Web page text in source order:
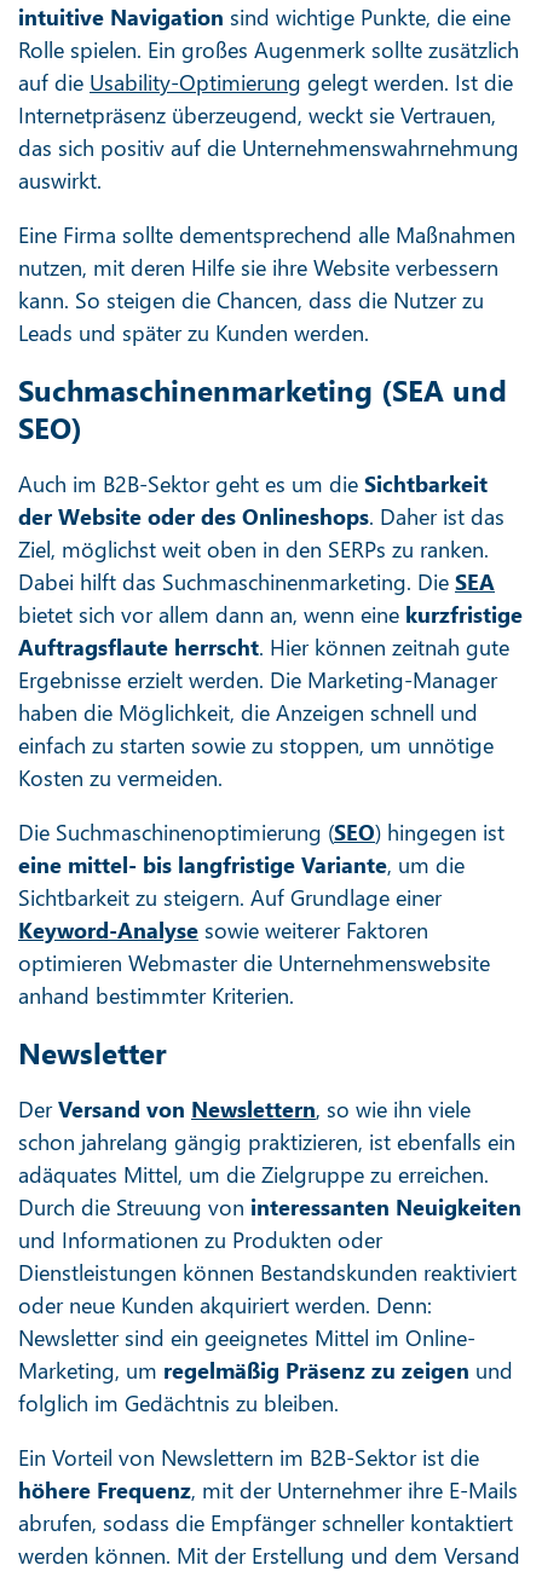
intuitive Navigation sind wichtige Punkte, die eine
Rolle spielen. Ein großes Augenmerk sollte zusätzlich
auf die Usability-Optimierung gelegt werden. Ist die
Internetpräsenz überzeugend, weckt sie Vertrauen,
das sich positiv auf die Unternehmenswahrnehmung
auswirkt.
Eine Firma sollte dementsprechend alle Maßnahmen
nutzen, mit deren Hilfe sie ihre Website verbessern
kann. So steigen die Chancen, dass die Nutzer zu
Leads und später zu Kunden werden.
Suchmaschinenmarketing (SEA und
SEO)
Auch im B2B-Sektor geht es um die Sichtbarkeit
der Website oder des Onlineshops. Daher ist das
Ziel, möglichst weit oben in den SERPs zu ranken.
Dabei hilft das Suchmaschinenmarketing. Die SEA
bietet sich vor allem dann an, wenn eine kurzfristige
Auftragsflaute herrscht. Hier können zeitnah gute
Ergebnisse erzielt werden. Die Marketing-Manager
haben die Möglichkeit, die Anzeigen schnell und
einfach zu starten sowie zu stoppen, um unnötige
Kosten zu vermeiden.
Die Suchmaschinenoptimierung (SEO) hingegen ist
eine mittel- bis langfristige Variante, um die
Sichtbarkeit zu steigern. Auf Grundlage einer
Keyword-Analyse sowie weiterer Faktoren
optimieren Webmaster die Unternehmenswebsite
anhand bestimmter Kriterien.
Newsletter
DerVersand von Newslettern, so wie ihn viele
schon jahrelang gängig praktizieren, ist ebenfalls ein
adäquates Mittel, um die Zielgruppe zu erreichen.
Durch die Streuung von interessanten Neuigkeiten
und Informationen zu Produkten oder
Dienstleistungen können Bestandskunden reaktiviert
oder neue Kunden akquiriert werden. Denn:
Newsletter sind ein geeignetes Mittel im Online-
Marketing, um regelmäßig Präsenz zu zeigen und
folglich im Gedächtnis zu bleiben.
Ein Vorteil von Newslettern im B2B-Sektor ist die
höhere Frequenz, mit der Unternehmer ihre E-Mails
abrufen, sodass die Empfänger schneller kontaktiert
werden können. Mit der Erstellung und dem Versand